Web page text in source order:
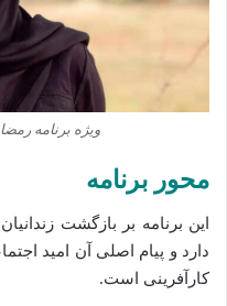
ویژه‌ برنامه
محور برنامه
این برنامه بر بازگشت
دارد و پیام اصلی آن امید
کارآفرینی است.